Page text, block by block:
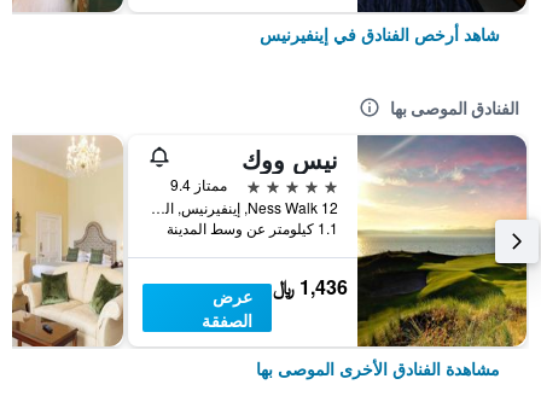
شاهد أرخص الفنادق في إينفيرنيس
الفنادق الموصى بها
نيس ووك
5 نجوم
ممتاز 9.4
12 Ness Walk, إينفيرنيس, المملكة المتحدة
1.1 كيلومتر عن وسط المدينة
1,436 ﷼
عرض
الصفقة
مشاهدة الفنادق الأخرى الموصى بها